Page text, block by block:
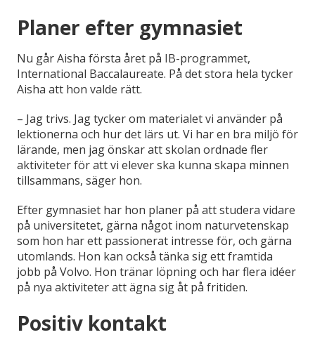
Planer efter gymnasiet
Nu går Aisha första året på IB-programmet,
International Baccalaureate. På det stora hela tycker
Aisha att hon valde rätt.
– Jag trivs. Jag tycker om materialet vi använder på
lektionerna och hur det lärs ut. Vi har en bra miljö för
lärande, men jag önskar att skolan ordnade fler
aktiviteter för att vi elever ska kunna skapa minnen
tillsammans, säger hon.
Efter gymnasiet har hon planer på att studera vidare
på universitetet, gärna något inom naturvetenskap
som hon har ett passionerat intresse för, och gärna
utomlands. Hon kan också tänka sig ett framtida
jobb på Volvo. Hon tränar löpning och har flera idéer
på nya aktiviteter att ägna sig åt på fritiden.
Positiv kontakt